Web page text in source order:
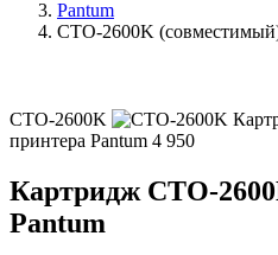
Pantum
CTO-2600K
CTO-2600K
принтера Pantum 4 950
Картридж CTO-
Pantum